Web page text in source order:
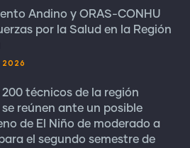
Andino y ORAS-CONHU
por la Salud en la Región
2026
200 técnicos de la región
reúnen ante un posible
de El Niño de moderado a
el segundo semestre de